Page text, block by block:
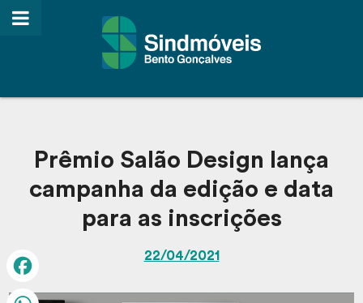
Prêmio Salão Design lança
campanha da edição e data
para as inscrições
22/04/2021
Facebook